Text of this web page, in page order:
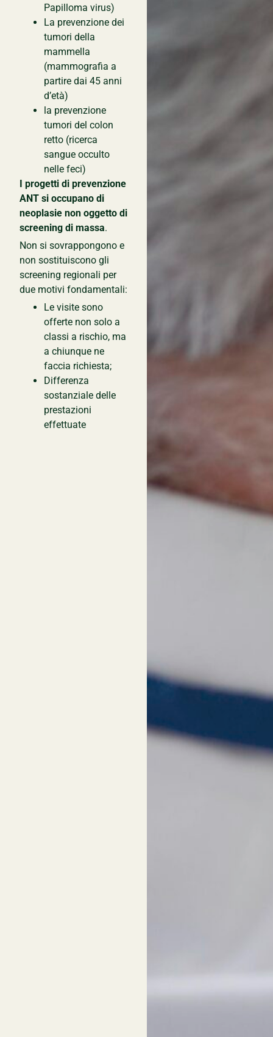
Papilloma virus)
La prevenzione dei
tumori della
mammella
(mammografia a
partire dai 45 anni
d’età)
la prevenzione
tumori del colon
retto (ricerca
sangue occulto
nelle feci)
I progetti di prevenzione
ANT si occupano di
neoplasie non oggetto di
screening di massa.
Non si sovrappongono e
non sostituiscono gli
screening regionali per
due motivi fondamentali:
Le visite sono
offerte non solo a
classi a rischio, ma
a chiunque ne
faccia richiesta;
Differenza
sostanziale delle
prestazioni
effettuate